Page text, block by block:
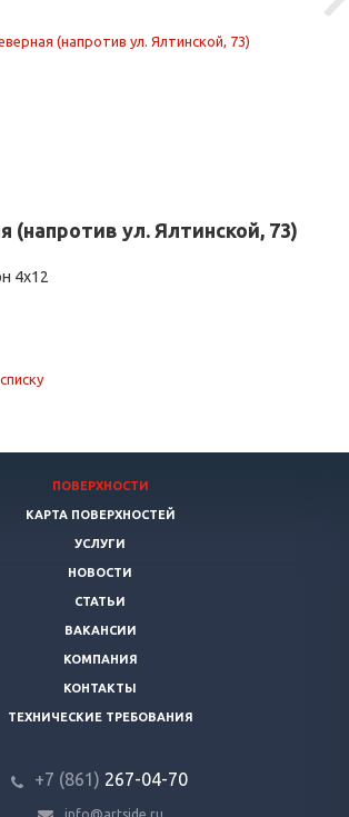
(напротив ул. Ялтинской, 73)
4х12
ПОВЕРХНОСТИ
КАРТА ПОВЕРХНОСТЕЙ
УСЛУГИ
НОВОСТИ
СТАТЬИ
ВАКАНСИИ
КОМПАНИЯ
КОНТАКТЫ
ТЕХНИЧЕСКИЕ ТРЕБОВАНИЯ
+7 (861) 267-04-70